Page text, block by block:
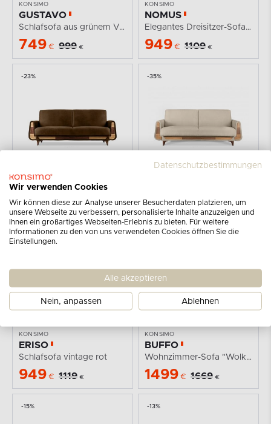
KONSIMO
GUSTAVO
Schlafsofa aus grünem Velours
749 € 999 €
KONSIMO
NOMUS
Elegantes Dreisitzer-Sofa Velours mit Steppung beige
949 € 1109 €
-23%
GUSTAVO II
769 € 999 €
-35%
KONSIMO
749 € 1149 €
-15%
KONSIMO
ERISO
Schlafsofa vintage rot
949 € 1119 €
KONSIMO
BUFFO
Wohnzimmer-Sofa "Wolke" aus sandfarbenem Gewebestoff
1499 € 1669 €
-15% -13%
Datenschutzbestimmungen
Wir verwenden Cookies
Wir können diese zur Analyse unserer Besucherdaten platzieren, um
unsere Webseite zu verbessern, personalisierte Inhalte anzuzeigen und
Ihnen ein großartiges Webseiten-Erlebnis zu bieten. Für weitere
Informationen zu den von uns verwendeten Cookies öffnen Sie die
Einstellungen.
Alle akzeptieren
Nein, anpassen Ablehnen